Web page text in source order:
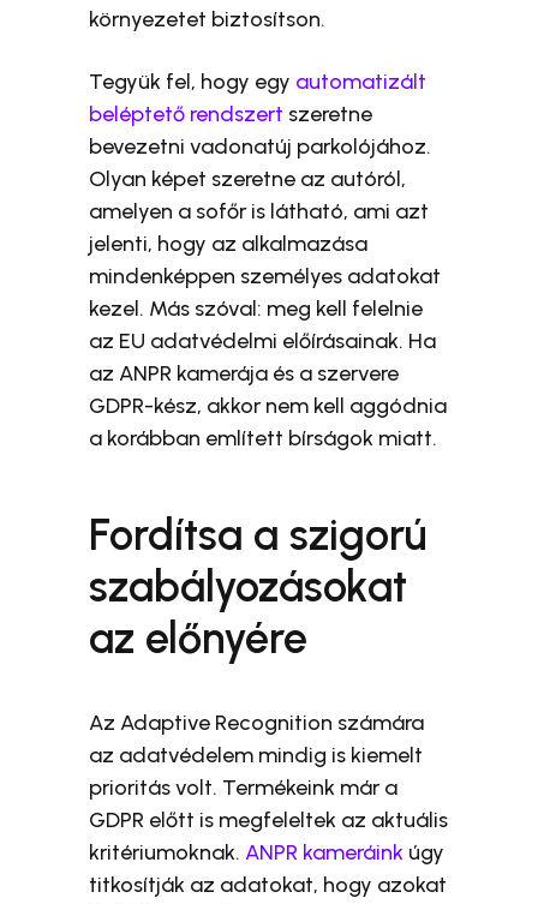
környezetet biztosítson.
Tegyük fel, hogy egy automatizált
beléptető rendszert szeretne
bevezetni vadonatúj parkolójához.
Olyan képet szeretne az autóról,
amelyen a sofőr is látható, ami azt
jelenti, hogy az alkalmazása
mindenképpen személyes adatokat
kezel. Más szóval: meg kell felelnie
az EU adatvédelmi előírásainak. Ha
az ANPR kamerája és a szervere
GDPR-kész, akkor nem kell aggódnia
a korábban említett bírságok miatt.
Fordítsa a szigorú
szabályozásokat
az előnyére
Az Adaptive Recognition számára
az adatvédelem mindig is kiemelt
prioritás volt. Termékeink már a
GDPR előtt is megfeleltek az aktuális
kritériumoknak.ANPR kameráink úgy
titkosítják az adatokat, hogy azokat